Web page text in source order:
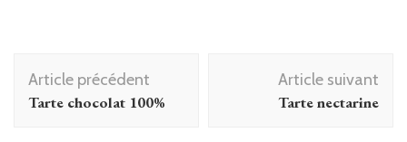
Navigation
d'article
Article précédent
Tarte chocolat 100%
Article suivant
Tarte nectarine